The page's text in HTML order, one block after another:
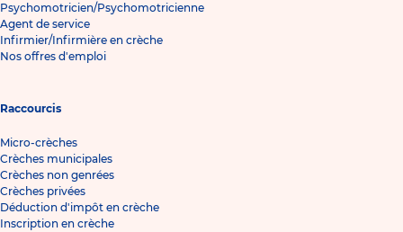
Psychomotricien/Psychomotricienne
Agent de service
Infirmier/Infirmière en crèche
Nos offres d'emploi
Raccourcis
Micro-crèches
Crèches municipales
Crèches non genrées
Crèches privées
Déduction d'impôt en crèche
Inscription en crèche